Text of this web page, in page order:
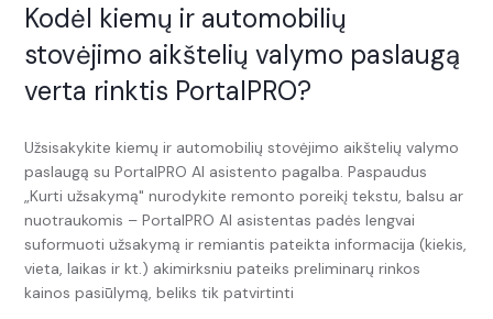
Kodėl kiemų ir automobilių
stovėjimo aikštelių valymo paslaugą
verta rinktis PortalPRO?
Užsisakykite kiemų ir automobilių stovėjimo aikštelių valymo
paslaugą su PortalPRO AI asistento pagalba. Paspaudus
„Kurti užsakymą" nurodykite remonto poreikį tekstu, balsu ar
nuotraukomis – PortalPRO AI asistentas padės lengvai
suformuoti užsakymą ir remiantis pateikta informacija (kiekis,
vieta, laikas ir kt.) akimirksniu pateiks preliminarų rinkos
kainos pasiūlymą, beliks tik patvirtinti